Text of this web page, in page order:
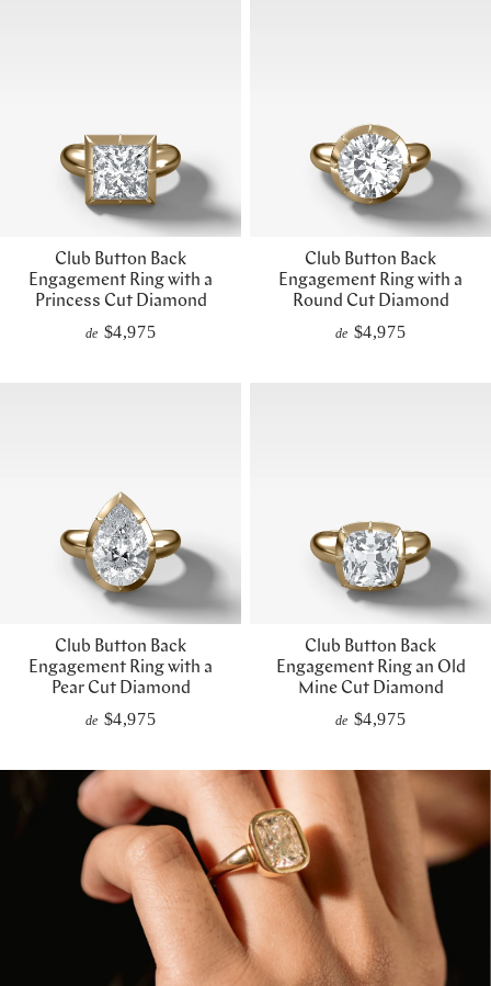
Club Button Back
Engagement Ring with a
Princess Cut Diamond
de $4,975
Club Button Back
Engagement Ring with a
Round Cut Diamond
de $4,975
Club Button Back
Engagement Ring with a
Pear Cut Diamond
de $4,975
Club Button Back
Engagement Ring an Old
Mine Cut Diamond
de $4,975